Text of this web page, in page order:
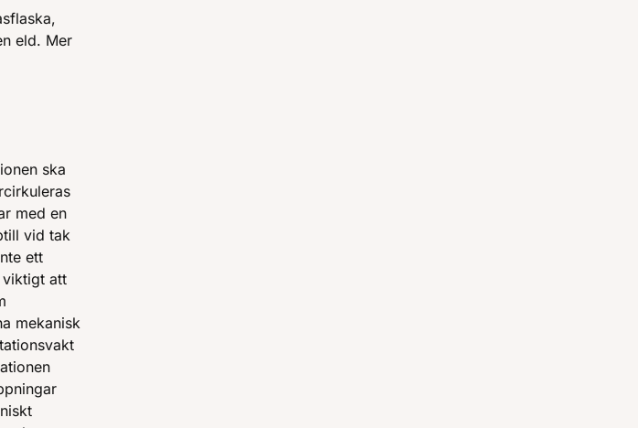
eld. Mer
ska
med en
vid tak
ett
viktigt att
mekanisk